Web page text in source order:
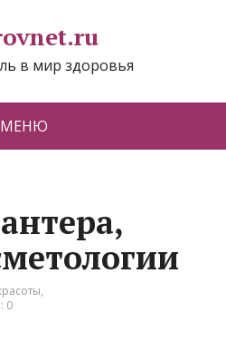
в мир здоровья
МЕНЮ
,
0